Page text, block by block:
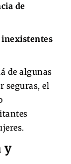
de
inexistentes
de algunas
seguras, el
y